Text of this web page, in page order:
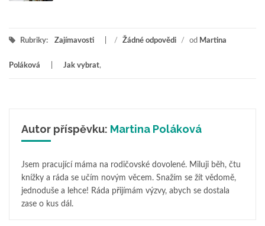
Rubriky: Zajímavosti / Žádné odpovědi / od Martina
Poláková Jak vybrat,
Autor příspěvku: Martina Poláková
Jsem pracující máma na rodičovské dovolené. Miluji běh, čtu
knížky a ráda se učím novým věcem. Snažím se žít vědomě,
jednoduše a lehce! Ráda přijímám výzvy, abych se dostala
zase o kus dál.